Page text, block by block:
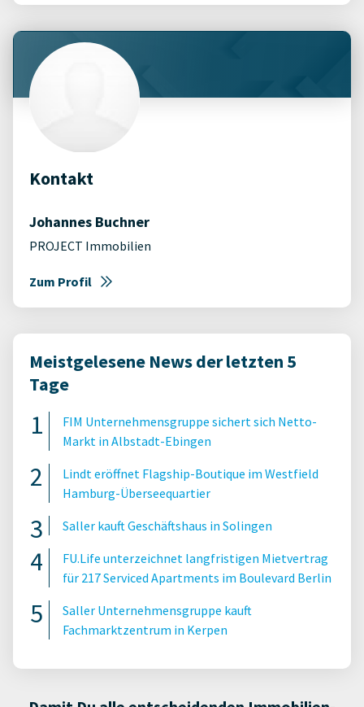
Kontakt
Johannes Buchner
PROJECT Immobilien
Zum Profil
Meistgelesene News der letzten 5
Tage
FIM Unternehmensgruppe sichert sich Netto-
Markt in Albstadt-Ebingen
Lindt eröffnet Flagship-Boutique im Westfield
Hamburg-Überseequartier
Saller kauft Geschäftshaus in Solingen
FU.Life unterzeichnet langfristigen Mietvertrag
für 217 Serviced Apartments im Boulevard Berlin
Saller Unternehmensgruppe kauft
Fachmarktzentrum in Kerpen